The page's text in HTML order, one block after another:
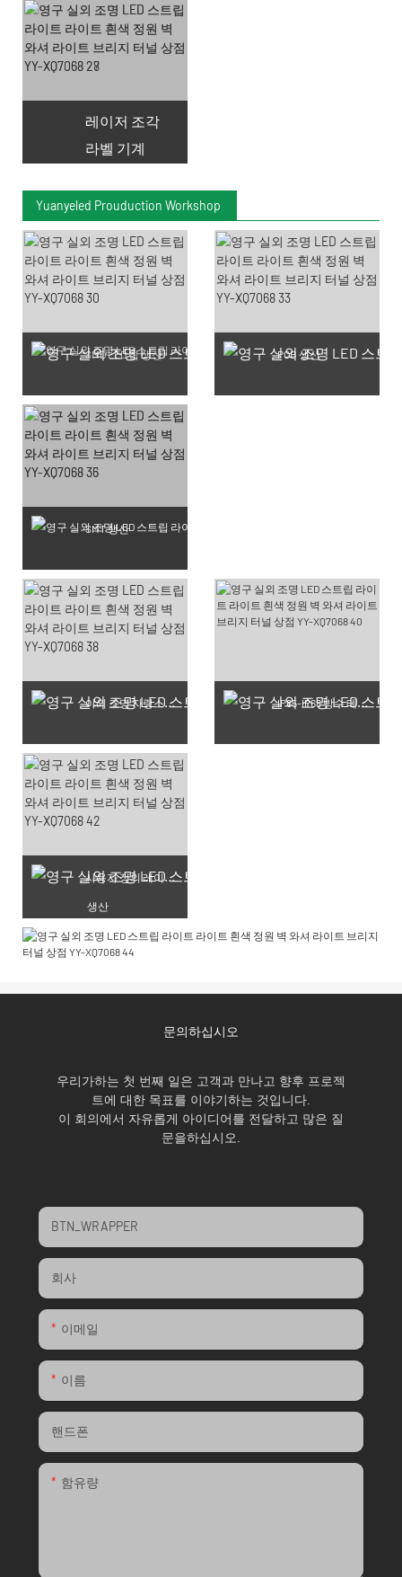
레이저 조각
라벨 기계
Yuanyeled Prouduction Workshop
SMD LED 칩 생산 PCB 생산
SMT 생산
야외 조명 자랑스러운 작업장 IP65-IP68 방수 테스트 생산
사용자 정의 레이저 조각
생산
문의하십시오
우리가하는 첫 번째 일은 고객과 만나고 향후 프로젝
트에 대한 목표를 이야기하는 것입니다.
이 회의에서 자유롭게 아이디어를 전달하고 많은 질
문을하십시오.
BTN_WRAPPER
회사
이메일
이름
핸드폰
함유량